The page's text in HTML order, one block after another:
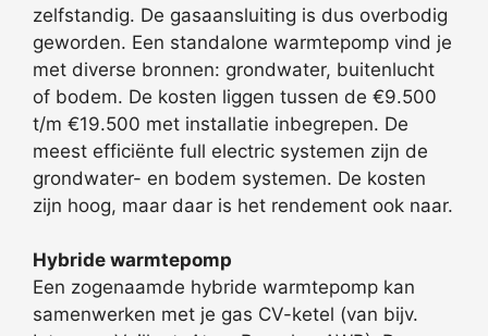
zelfstandig. De gasaansluiting is dus overbodig
geworden. Een standalone warmtepomp vind je
met diverse bronnen: grondwater, buitenlucht
of bodem. De kosten liggen tussen de €9.500
t/m €19.500 met installatie inbegrepen. De
meest efficiënte full electric systemen zijn de
grondwater- en bodem systemen. De kosten
zijn hoog, maar daar is het rendement ook naar.
Hybride warmtepomp
Een zogenaamde hybride warmtepomp kan
samenwerken met je gas CV-ketel (van bijv.